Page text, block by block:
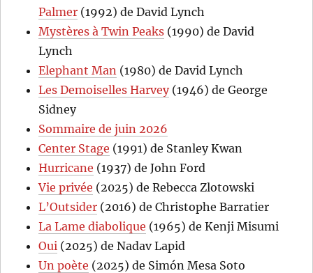
Palmer (1992) de David Lynch
Mystères à Twin Peaks (1990) de David
Lynch
Elephant Man (1980) de David Lynch
Les Demoiselles Harvey(1946) de George
Sidney
Sommaire de juin 2026
Center Stage (1991) de Stanley Kwan
Hurricane (1937) de John Ford
Vie privée (2025) de Rebecca Zlotowski
L’Outsider (2016) de Christophe Barratier
La Lame diabolique (1965) de Kenji Misumi
Oui (2025) de Nadav Lapid
Un poète (2025) de Simón Mesa Soto